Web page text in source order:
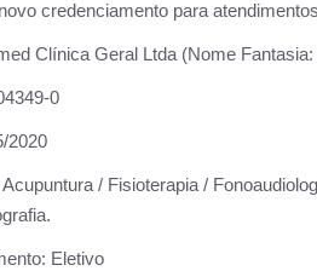
credenciamento para
Clínica Geral Ltda (Nome
0
2020
Acupuntura / Fisioterapia /
Eletivo